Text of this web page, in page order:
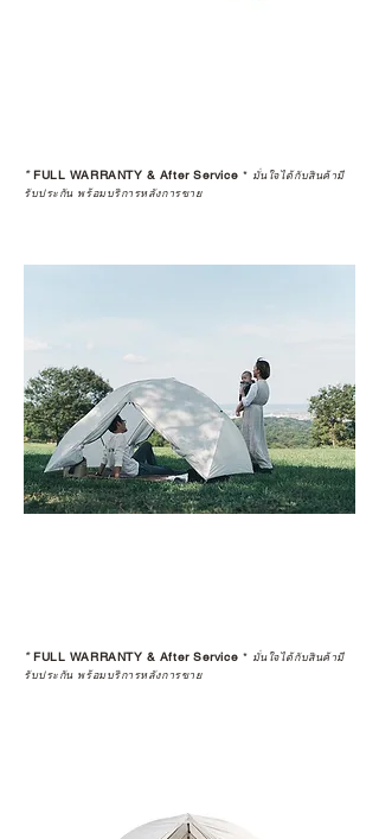
*FULL WARRANTY & After Service * มั่นใจได้กับสินค้ามี
รับประกัน พร้อมบริการหลังการขาย
*FULL WARRANTY & After Service * มั่นใจได้กับสินค้ามี
รับประกัน พร้อมบริการหลังการขาย